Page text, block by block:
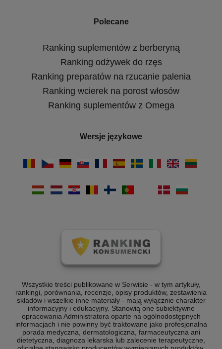
Polecane
Ranking suplementów z berberyną
Ranking odżywek do rzęs
Ranking preparatów na rzucanie palenia
Ranking wcierek na porost włosów
Ranking suplementów z Omega
Wersje językowe
Wszystkie treści publikowane w Serwisie - w tym artykuły,
rankingi, porównania, recenzje, opisy produktów, zestawienia
składów i wszelkie inne materiały - mają wyłącznie charakter
informacyjny i edukacyjny. Stanowią one subiektywne
opracowania Administratora oparte na ogólnodostępnych
informacjach i nie powinny być traktowane jako profesjonalna
porada medyczna, dermatologiczna, farmaceutyczna ani
dietetyczna, diagnoza lekarska lub zalecenie terapeutyczne,